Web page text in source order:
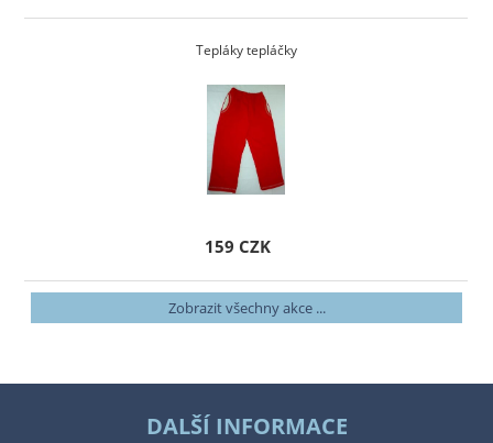
Tepláky tepláčky
159 CZK
Zobrazit všechny akce ...
DALŠÍ INFORMACE